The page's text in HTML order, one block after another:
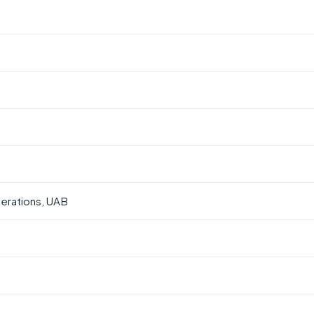
UAB